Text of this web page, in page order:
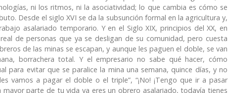
ni los ritmos, ni la asociatividad; lo que cambia es cómo se
Desde el siglo XVI se da la subsunción formal en la agricultura y,
asalariado temporario. Y en el Siglo XIX, principios del XX, en
de personas que ya se desligan de su comunidad, pero cuesta
de las minas se escapan, y aunque les paguen el doble, se van
borrachera total. Y el empresario no sabe qué hacer, cómo
para evitar que se paralice la mina una semana, quince días, y no
vamos a pagar el doble o el triple”, “¡No! ¡Tengo que ir a pasar
mayor parte de tu vida ya eres un obrero asalariado, todavía tienes